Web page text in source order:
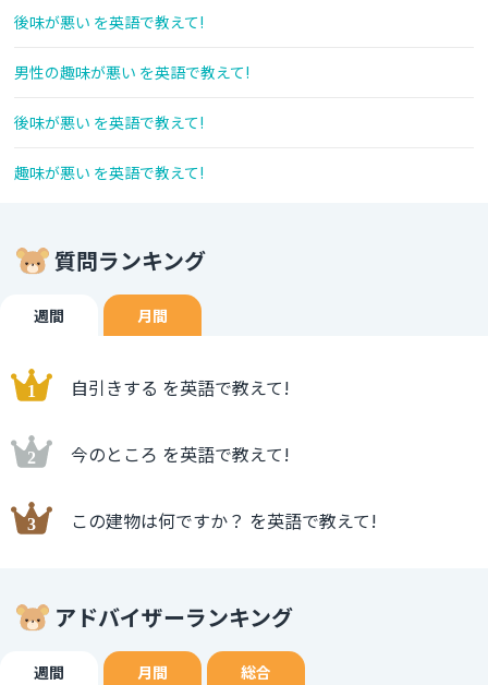
後味が悪い を英語で教えて!
男性の趣味が悪い を英語で教えて!
後味が悪い を英語で教えて!
趣味が悪い を英語で教えて!
質問ランキング
週間 月間
自引きする を英語で教えて!
今のところ を英語で教えて!
この建物は何ですか？ を英語で教えて!
アドバイザーランキング
週間 月間 総合